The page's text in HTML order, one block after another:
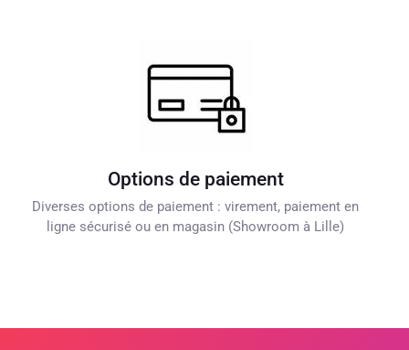
Options de paiement
Diverses options de paiement : virement, paiement en
ligne sécurisé ou en magasin (Showroom à Lille)